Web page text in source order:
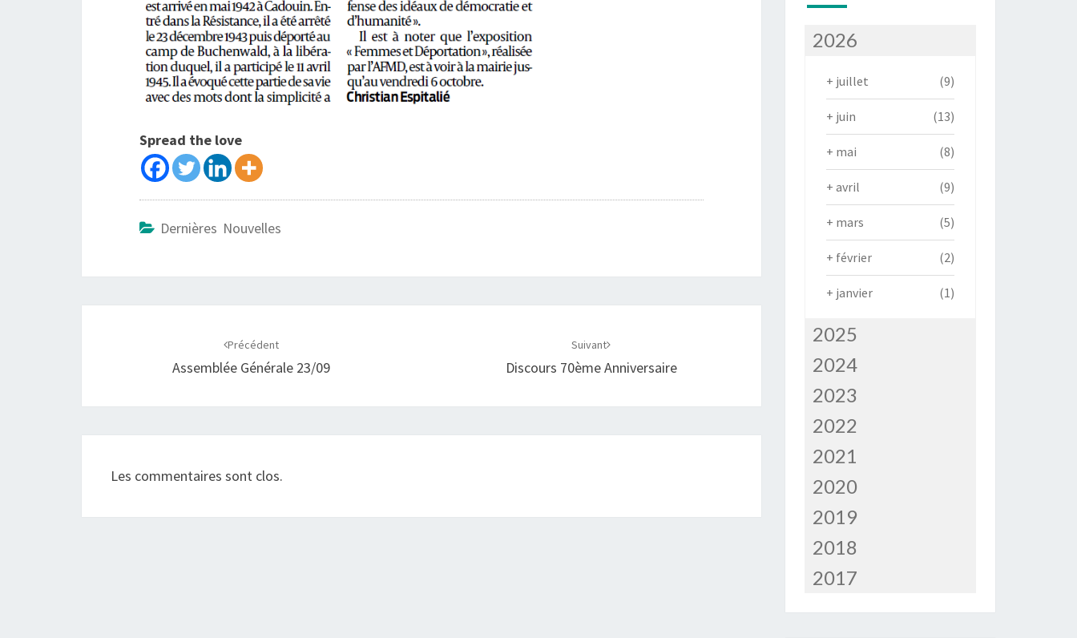
Spread the love
Dernières Nouvelles
Précédent
Assemblée Générale 23/09
Suivant
Discours 70ème Anniversaire
Les commentaires sont clos.
2026
+ juillet (9)
+ juin (13)
+ mai (8)
+ avril (9)
+ mars (5)
+ février (2)
+ janvier (1)
2025
2024
2023
2022
2021
2020
2019
2018
2017